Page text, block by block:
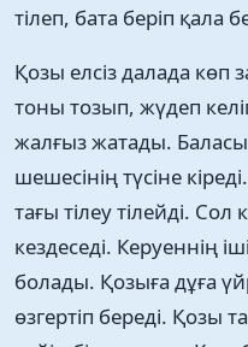
тілеп, бата беріп қала
Қозы елсіз далада көп
тоны тозып, жүдеп
жалғыз жатады.
шешесінің түсіне
тағы тілеу тілейді.
кездеседі. Керуеннің
болады. Қозыға дұға
өзгертіп береді. Қозы